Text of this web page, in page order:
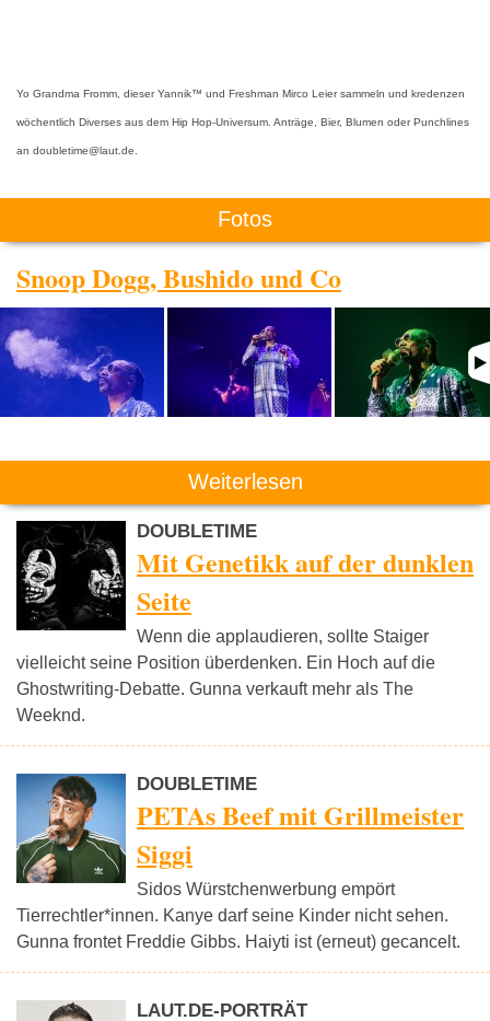
Yo Grandma Fromm, dieser Yannik™ und Freshman Mirco Leier sammeln und kredenzen
wöchentlich Diverses aus dem Hip Hop-Universum. Anträge, Bier, Blumen oder Punchlines
an doubletime@laut.de.
Fotos
Snoop Dogg, Bushido und Co
Weiterlesen
DOUBLETIME
Mit Genetikk auf der dunklen
Seite
Wenn die applaudieren, sollte Staiger
vielleicht seine Position überdenken. Ein Hoch auf die
Ghostwriting-Debatte. Gunna verkauft mehr als The
Weeknd.
DOUBLETIME
PETAs Beef mit Grillmeister
Siggi
Sidos Würstchenwerbung empört
Tierrechtler*innen. Kanye darf seine Kinder nicht sehen.
Gunna frontet Freddie Gibbs. Haiyti ist (erneut) gecancelt.
LAUT.DE-PORTRÄT